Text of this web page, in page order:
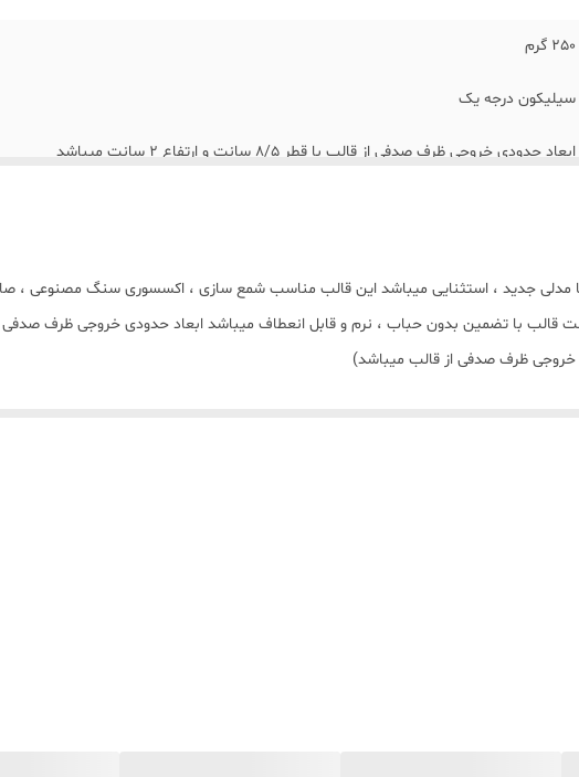
250 گرم
سیلیکون درجه یک
ابعاد حدودی خروجی ظرف صدفی از قالب با قطر 8/5 سانت و ارتفاع 2 سانت میباشد
صدفی قطر 8/5 سانت با برند #کوشا مدلی جدید ، استثنایی میباشد این قالب مناسب شمع سازی ، اکسسوری سنگ